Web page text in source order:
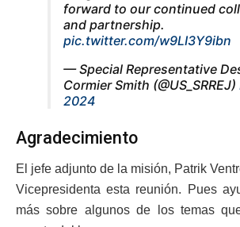
forward to our continued
and partnership.
pic.twitter.com/w9LI3Y9ibn
— Special Representative
Cormier Smith (@US_SRREJ)
2024
Agradecimiento
El jefe adjunto de la misión, Patrik
Vicepresidenta esta reunión. Pues
más sobre algunos de los temas